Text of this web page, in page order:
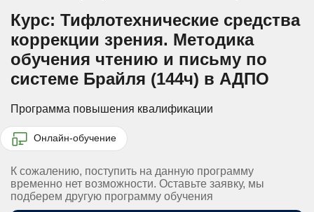
Курс: Тифлотехнические средства
коррекции зрения. Методика
обучения чтению и письму по
системе Брайля (144ч) в АДПО
Программа повышения квалификации
Онлайн-обучение
К сожалению, поступить на данную программу
временно нет возможности. Оставьте заявку, мы
подберем другую программу обучения